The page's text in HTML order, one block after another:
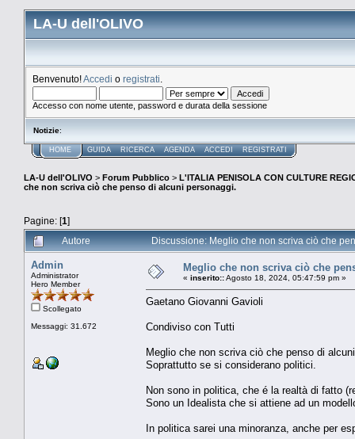
LA-U dell'OLIVO
Benvenuto!Accedi o registrati
Accesso con nome utente, password e durata della sessione
Notizie:
HOME GUIDA RICERCA AGENDA ACCEDI REGISTRATI
LA-U dell'OLIVO > Forum Pubblico > L'ITALIA PENISOLA CON CULTURE
che non scriva ciò che penso di alcuni personaggi.
Pagine: [1]
Autore
Discussione: Meglio che non scriva ciò che
Admin
Administrator
Hero Member
Scollegato
Messaggi: 31.672
Meglio che non scriva ciò che
« inserito::Agosto 18, 2024, 05:47:59 pm »
Gaetano Giovanni Gavioli
Condiviso con Tutti
Meglio che non scriva ciò che penso di
Soprattutto se si considerano politici.
Non sono in politica, che é la realtà di fatto
Sono un Idealista che si attiene ad un
In politica sarei una minoranza, anche per